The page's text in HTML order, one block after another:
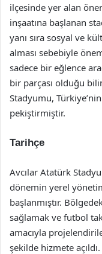
ilçesinde yer alan
inşaatına başlanan
yanı sıra sosyal ve
alması sebebiyle
sadece bir eğlence
bir parçası olduğu
Stadyumu,
pekiştirmiştir.
Tarihçe
Avcılar Atatürk
dönemin yerel
başlanmıştır.
sağlamak ve futbol
amacıyla
şekilde hizmete